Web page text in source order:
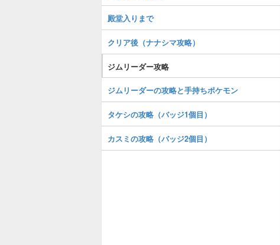
殿堂入りまで
クリア後（ナナシマ攻略）
ジムリーダー攻略
ジムリーダーの攻略と手持ちポケモン
タケシの攻略（バッジ1個目）
カスミの攻略（バッジ2個目）